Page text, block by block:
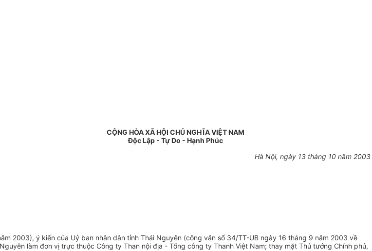
CỘNG HÒA XÃ HỘI CHỦ NGHĨA VIỆT NAM
Độc Lập - Tự Do - Hạnh Phúc
Hà Nội, ngày 13 tháng 10 năm 2003
2003), ý kiến của Uỷ ban nhân dân tỉnh Thái Nguyên (công văn số 34/TT-UB ngày 16 tháng 9 năm 2003 về
làm đơn vị trực thuộc Công ty Than nội địa - Tổng công ty Thanh Việt Nam; thay mặt Thủ tướng Chính phủ,